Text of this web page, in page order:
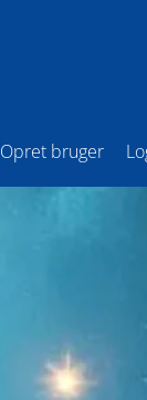
Opret bruger